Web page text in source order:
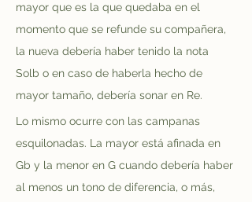
mayor que es la que quedaba en el
momento que se refunde su compañera,
la nueva debería haber tenido la nota
Solb o en caso de haberla hecho de
mayor tamaño, debería sonar en Re.
Lo mismo ocurre con las campanas
esquilonadas. La mayor está afinada en
Gb y la menor en G cuando debería haber
al menos un tono de diferencia, o más,